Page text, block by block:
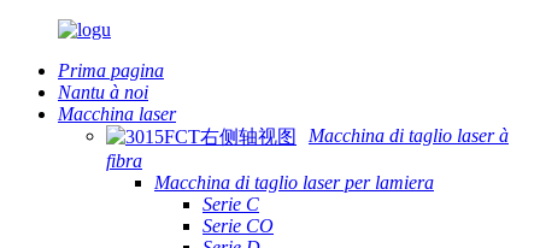
Prima pagina
Nantu à noi
Macchina laser
Macchina di taglio laser à
fibra
Macchina di taglio laser per lamiera
Serie C
Serie CO